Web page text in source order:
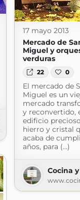
17 mayo 2013
Mercado de
Miguel y
verduras
22 0
El mercado de
Miguel es un
mercado
y reconvertido,
edificio
hierro y cristal
acaba de
años, para (...)
Cocina y